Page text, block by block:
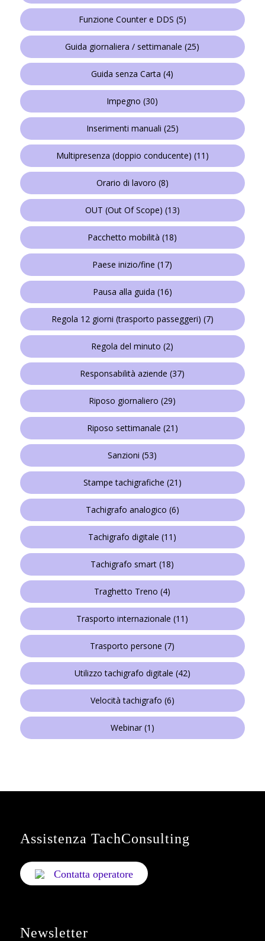
Funzione Counter e DDS (5)
Guida giornaliera / settimanale (25)
Guida senza Carta (4)
Impegno (30)
Inserimenti manuali (25)
Multipresenza (doppio conducente) (11)
Orario di lavoro (8)
OUT (Out Of Scope) (13)
Pacchetto mobilità (18)
Paese inizio/fine (17)
Pausa alla guida (16)
Regola 12 giorni (trasporto passeggeri) (7)
Regola del minuto (2)
Responsabilità aziende (37)
Riposo giornaliero (29)
Riposo settimanale (21)
Sanzioni (53)
Stampe tachigrafiche (21)
Tachigrafo analogico (6)
Tachigrafo digitale (11)
Tachigrafo smart (18)
Traghetto Treno (4)
Trasporto internazionale (11)
Trasporto persone (7)
Utilizzo tachigrafo digitale (42)
Velocità tachigrafo (6)
Webinar(1)
Assistenza TachConsulting
Contatta operatore
Newsletter